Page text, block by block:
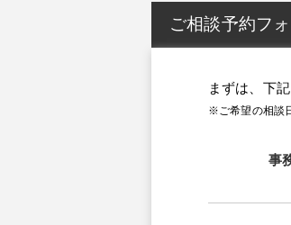
ご相談予約フ
まずは、下
※ご希望の相談
事